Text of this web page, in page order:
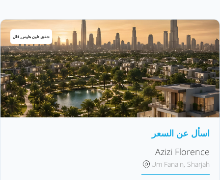
شقق, تاون هاوس, فلل
اسأل عن السعر
Azizi Florence
Um Fanain, Sharjah